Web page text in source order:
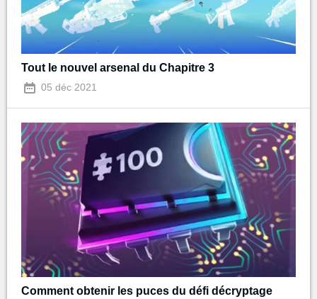
Tout le nouvel arsenal du Chapitre 3
05 déc 2021
Comment obtenir les puces du défi décryptage